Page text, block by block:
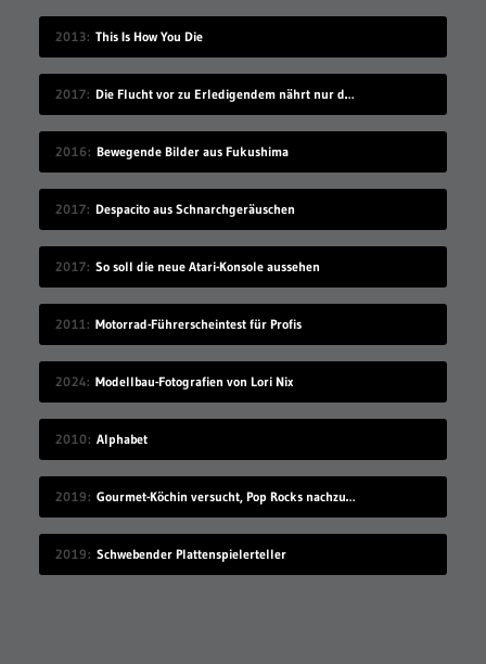
2013 This Is How You Die
2017 Die Flucht vor zu Erledigendem nährt nur dessen Schreckenskraft
2016 Bewegende Bilder aus Fukushima
2017 Despacito aus Schnarchgeräuschen
2017 So soll die neue Atari-Konsole aussehen
2011 Motorrad-Führerscheintest für Profis
2024 Modellbau-Fotografien von Lori Nix
2010 Alphabet
2019 Gourmet-Köchin versucht, Pop Rocks nachzumachen
2019 Schwebender Plattenspielerteller